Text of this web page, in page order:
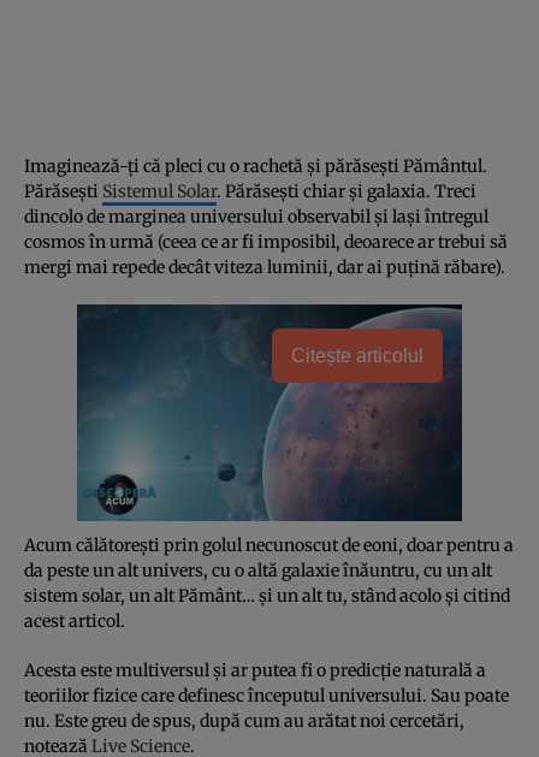
Imaginează-ți că pleci cu o rachetă și părăsești Pământul.
Părăsești Sistemul Solar. Părăsești chiar și galaxia. Treci
dincolo de marginea universului observabil și lași întregul
cosmos în urmă (ceea ce ar fi imposibil, deoarece ar trebui să
mergi mai repede decât viteza luminii, dar ai puțină răbare).
Citește articolul
Acum călătorești prin golul necunoscut de eoni, doar pentru a
da peste un alt univers, cu o altă galaxie înăuntru, cu un alt
sistem solar, un alt Pământ… și un alt tu, stând acolo și citind
acest articol.
Acesta este multiversul și ar putea fi o predicție naturală a
teoriilor fizice care definesc începutul universului. Sau poate
nu. Este greu de spus, după cum au arătat noi cercetări,
notează Live Science.